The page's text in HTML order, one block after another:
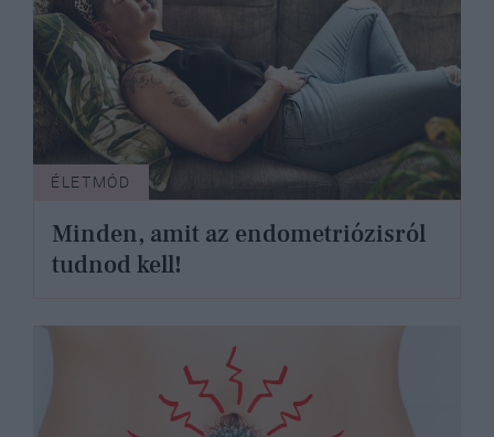
ÉLETMÓD
Minden, amit az endometriózisról
tudnod kell!